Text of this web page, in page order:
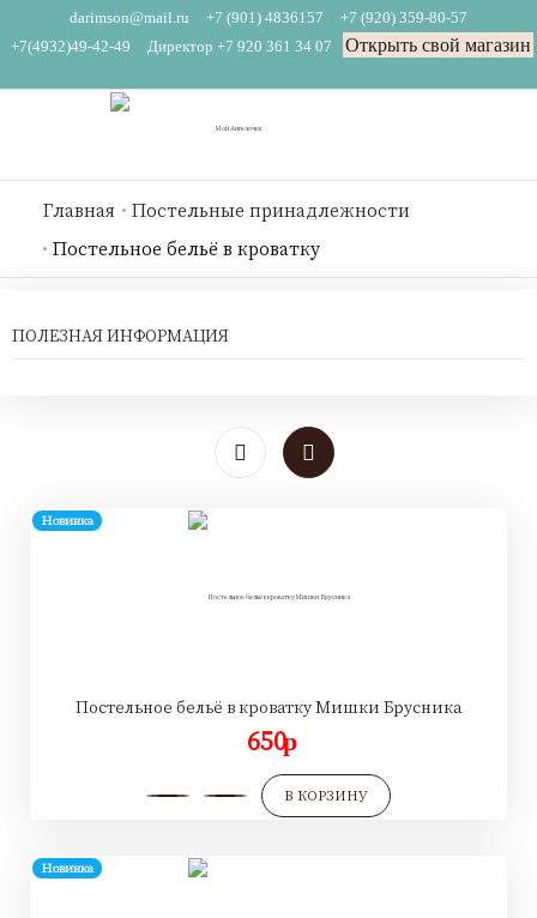
darimson@mail.ru +7 (901) 4836157
+7 (920) 359-80-57
+7(4932)49-42-49
Директор +7 920 361 34 07 Открыть свой магазин
Главная
Постельные принадлежности
Постельное бельё в кроватку
ПОЛЕЗНАЯ ИНФОРМАЦИЯ
Новинка
Постельное бельё в кроватку Мишки Брусника
650p
В КОРЗИНУ
Новинка